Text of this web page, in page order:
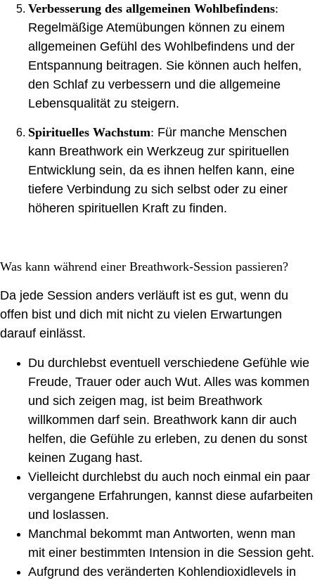
Verbesserung des allgemeinen Wohlbefindens:
Regelmäßige Atemübungen können zu einem
allgemeinen Gefühl des Wohlbefindens und der
Entspannung beitragen. Sie können auch helfen,
den Schlaf zu verbessern und die allgemeine
Lebensqualität zu steigern.
Spirituelles Wachstum: Für manche Menschen
kann Breathwork ein Werkzeug zur spirituellen
Entwicklung sein, da es ihnen helfen kann, eine
tiefere Verbindung zu sich selbst oder zu einer
höheren spirituellen Kraft zu finden.
Was kann während einer Breathwork-Session passieren?
Da jede Session anders verläuft ist es gut, wenn du
offen bist und dich mit nicht zu vielen Erwartungen
darauf einlässt.
Du durchlebst eventuell verschiedene Gefühle wie
Freude, Trauer oder auch Wut. Alles was kommen
und sich zeigen mag, ist beim Breathwork
willkommen darf sein. Breathwork kann dir auch
helfen, die Gefühle zu erleben, zu denen du sonst
keinen Zugang hast.
Vielleicht durchlebst du auch noch einmal ein paar
vergangene Erfahrungen, kannst diese aufarbeiten
und loslassen.
Manchmal bekommt man Antworten, wenn man
mit einer bestimmten Intension in die Session geht.
Aufgrund des veränderten Kohlendioxidlevels in